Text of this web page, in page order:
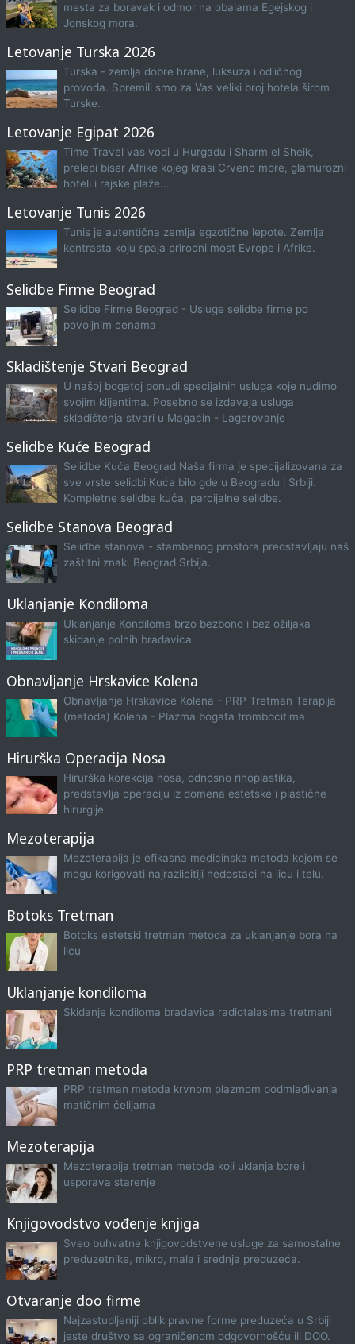
mesta za boravak i odmor na obalama Egejskog i
Jonskog mora.
Letovanje Turska 2026
Turska - zemlja dobre hrane, luksuza i odličnog
provoda. Spremili smo za Vas veliki broj hotela širom
Turske.
Letovanje Egipat 2026
Time Travel vas vodi u Hurgadu i Sharm el Sheik,
prelepi biser Afrike kojeg krasi Crveno more, glamurozni
hoteli i rajske plaže...
Letovanje Tunis 2026
Tunis je autentična zemlja egzotične lepote. Zemlja
kontrasta koju spaja prirodni most Evrope i Afrike.
Selidbe Firme Beograd
Selidbe Firme Beograd - Usluge selidbe firme po
povoljnim cenama
Skladištenje Stvari Beograd
U našoj bogatoj ponudi specijalnih usluga koje nudimo
svojim klijentima. Posebno se izdavaja usluga
skladištenja stvari u Magacin - Lagerovanje
Selidbe Kuće Beograd
Selidbe Kuća Beograd Naša firma je specijalizovana za
sve vrste selidbi Kuća bilo gde u Beogradu i Srbiji.
Kompletne selidbe kuća, parcijalne selidbe.
Selidbe Stanova Beograd
Selidbe stanova - stambenog prostora predstavljaju naš
zaštitni znak. Beograd Srbija.
Uklanjanje Kondiloma
Uklanjanje Kondiloma brzo bezbono i bez ožiljaka
skidanje polnih bradavica
Obnavljanje Hrskavice Kolena
Obnavljanje Hrskavice Kolena - PRP Tretman Terapija
(metoda) Kolena - Plazma bogata trombocitima
Hirurška Operacija Nosa
Hirurška korekcija nosa, odnosno rinoplastika,
predstavlja operaciju iz domena estetske i plastične
hirurgije.
Mezoterapija
Mezoterapija je efikasna medicinska metoda kojom se
mogu korigovati najrazlicitiji nedostaci na licu i telu.
Botoks Tretman
Botoks estetski tretman metoda za uklanjanje bora na
licu
Uklanjanje kondiloma
Skidanje kondiloma bradavica radiotalasima tretmani
PRP tretman metoda
PRP tretman metoda krvnom plazmom podmlađivanja
matičnim ćelijama
Mezoterapija
Mezoterapija tretman metoda koji uklanja bore i
usporava starenje
Knjigovodstvo vođenje knjiga
Sveo buhvatne knjigovodstvene usluge za samostalne
preduzetnike, mikro, mala i srednja preduzeća.
Otvaranje doo firme
Najzastupljeniji oblik pravne forme preduzeća u Srbiji
jeste društvo sa ograničenom odgovornošću ili DOO.